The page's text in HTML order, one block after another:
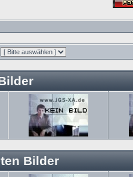
Bilder